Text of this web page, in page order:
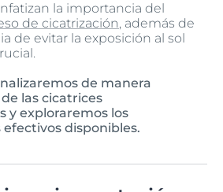
la importancia del
de cicatrización, además de
de evitar la exposición al sol
de manera
las cicatrices
y exploraremos los
disponibles.